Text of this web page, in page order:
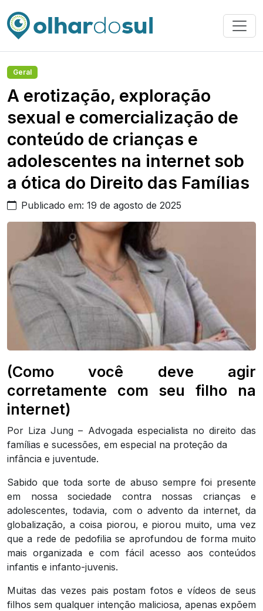
Geral
A erotização, exploração
sexual e comercialização de
conteúdo de crianças e
adolescentes na internet sob
a ótica do Direito das Famílias
Publicado em: 19 de agosto de 2025
(Como você deve agir
corretamente com seu filho na
internet)
Por Liza Jung – Advogada especialista no direito das
famílias e sucessões, em especial na proteção da
infância e juventude.
Sabido que toda sorte de abuso sempre foi presente
em nossa sociedade contra nossas crianças e
adolescentes, todavia, com o advento da internet, da
globalização, a coisa piorou, e piorou muito, uma vez
que a rede de pedofilia se aprofundou de forma muito
mais organizada e com fácil acesso aos conteúdos
infantis e infanto-juvenis.
Muitas das vezes pais postam fotos e vídeos de seus
filhos sem qualquer intenção maliciosa, apenas expõem